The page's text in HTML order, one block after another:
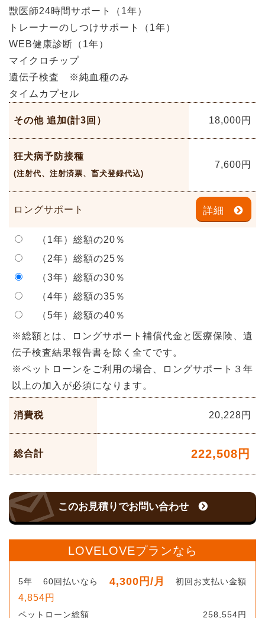
獣医師24時間サポート（1年）
トレーナーのしつけサポート（1年）
WEB健康診断（1年）
マイクロチップ
遺伝子検査 ※純血種のみ
タイムカプセル
その他 追加(計3回） 18,000円
狂犬病予防接種
(注射代、注射済票、畜犬登録代込)
7,600円
ロングサポート 詳細
（1年）総額の20％
（2年）総額の25％
（3年）総額の30％
（4年）総額の35％
（5年）総額の40％
※総額とは、ロングサポート補償代金と医療保険、遺
伝子検査結果報告書を除く全てです。
※ペットローンをご利用の場合、ロングサポート３年
以上の加入が必須になります。
消費税 20,228円
総合計 222,508 円
このお見積りでお問い合わせ
LOVELOVEプランなら
5年 60回払いなら 4,300 円 /月 初回お支払い金額
4,854円
ペットローン総額 258,554円